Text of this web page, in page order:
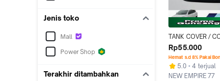
Jenis toko
Mall
Power Shop
Terakhir ditambahkan
TANK COVER /
TUTUP BENSIN
GO HITAM
Rp55.000
Hemat s.d 8% Pakai
5.0
4 terjual
NEW EMPIRE 77